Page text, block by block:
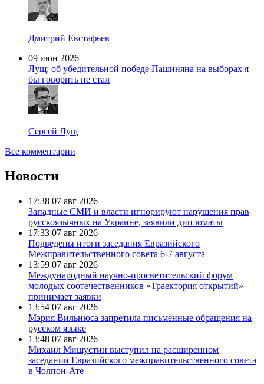
Дмитрий Евстафьев
09 июн 2026
Лущ: об убедительной победе Пашиняна на выборах я
бы говорить не стал
Сергей Лущ
Все комментарии
Новости
17:38 07 авг 2026
Западные СМИ и власти игнорируют нарушения прав
русскоязычных на Украине, заявили дипломаты
17:33 07 авг 2026
Подведены итоги заседания Евразийского
Межправительственного совета 6-7 августа
13:59 07 авг 2026
Международный научно-просветительский форум
молодых соотечественников «Траектория открытий»
принимает заявки
13:54 07 авг 2026
Мэрия Вильнюса запретила письменные обращения на
русском языке
13:48 07 авг 2026
Михаил Мишустин выступил на расширенном
заседании Евразийского межправительственного совета
в Чолпон-Ате